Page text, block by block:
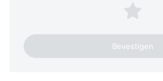
1 ster